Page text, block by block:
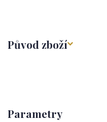
Původ zboží
Parametry